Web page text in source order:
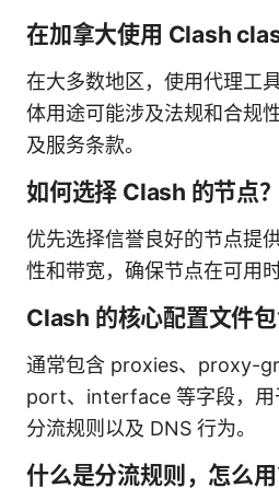
在加拿大使用 Clash
在大多数地区，使用代理工
体用途可能涉及法规和合规
及服务条款。
如何选择 Clash 的节点？
优先选择信誉良好的节点提
性和带宽，确保节点在可用
Clash 的核心配置文件包
通常包含 proxies、proxy-
port、interface 等字段，用
分流规则以及 DNS 行为。
什么是分流规则，怎么用